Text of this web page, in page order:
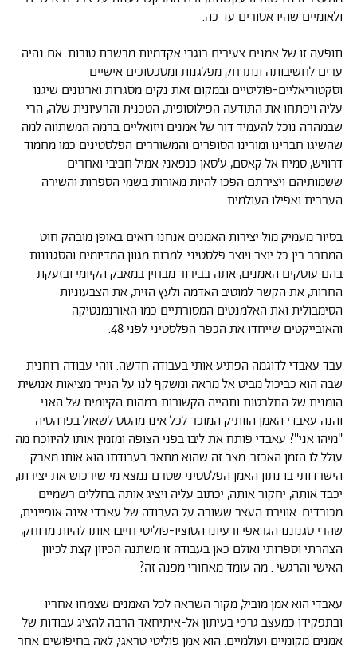
ולאומיים שהיו אסורים עד כה.
תופעה זו של אמנים צעירים בוגרי אקדמיות מבשרת טובות. אם נהיה
ערים לחשיבותה ונתרחק מפלגנות ומסכסוכים אישיים
וסקטוריאליים-פוליטיים ובמקום זאת נקים מסגרות וארגונים שיגנו
עליה ויפתחו את התודעה הפילוסופית, הטכנית והרעיונית שלה, הרי
שבמהרה נוכל להעמיד דור של אמנים ויזואליים ברמה המשתווה למה
שהשיגו חברינו ומורינו הסופרים והמשוררים הפלסטינים כמו מחמוד
דרוויש, סמיח אל קאסם, ע'סאן כנפאני, אמיל חביבי ואחרים
ששמותיהם ויצירתם הפכו להיות מאורות בשמי הספרות והשירה
הערבית ואפילו העולמית.
בסיור מעמיק מול יצירות האמנים אנחנו רואים באופן מובהק חוט
המחבר בין כל יוצר ויוצר פלסטיני. למרות מגוון המדיומים והסגנונות
בהם עוסקים האמנים, אתה בבירור מבחין במאבק הקיומי ובזעקת
החרות, את הקשר למוטיב האדמה ולעץ הזית, את הצבעוניות
הסימבולית ואת האלמנטים המסורתיים כמו האורנמנטיקה
והאובייקטים שייחדו את הכפר הפלסטיני לפני 48.
עבד עאבדי לדוגמה הפתיע אותי בעבודה חדשה. זוהי עבודה רוחנית
שבה הוא כביכול מביט אל מראה ומשקף לנו על הנייר מציאות אנושית
הומנית של התלבטות ותהייה הקשורות במהות הקיומית של האני.
והנה עאבדי האמן הוותיק המוכר לכל אינו מהסס לשאול בפרהסיה
"מיהו אני"? עאבדי פותח את ליבו בפני הצופה ומזמין אותו להיווכח מה
עולל לו הזמן האכזר. מצב זה שהוא מתאר בעבודתו הוא אותו מאבק
הישרדותי בו נתון האמן הפלסטיני שטרם נמצא מי שירכוש את יצירתו,
יכבד אותה, יחקור אותה, יכתוב עליה ויציג אותה בחללים רשמיים
מכובדים. אווירת העצב ששורה על העבודה של עאבדי אינה אופיינית,
שהרי סגנוננו הגראפי ורעיונו הסוציו-פוליטי חייבו אותו להיות מרוחק,
הצהרתי וספרותי ואולם כאן בעבודה זו משתנה הכיוון קצת לכיוון
האישי והרגשי . מה עומד מאחורי מפנה זה?
עאבדי הוא אמן מוביל, מקור השראה לכל האמנים שצמחו אחריו
ובתפקידו כמעצב גרפי בעיתון אל-איתיחאד הרבה להציג עבודות של
אמנים מקומיים ועולמיים. הוא אמן פוליטי טראגי, לאה בחיפושים אחר